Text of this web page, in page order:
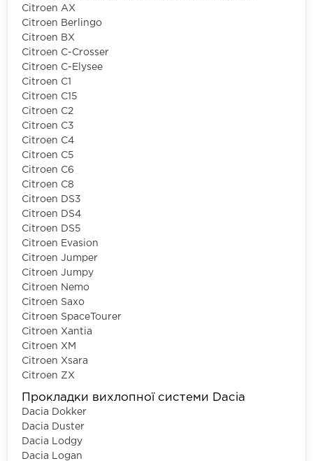
Citroen AX
Citroen Berlingo
Citroen BX
Citroen C-Crosser
Citroen C-Elysee
Citroen C1
Citroen C15
Citroen C2
Citroen C3
Citroen C4
Citroen C5
Citroen C6
Citroen C8
Citroen DS3
Citroen DS4
Citroen DS5
Citroen Evasion
Citroen Jumper
Citroen Jumpy
Citroen Nemo
Citroen Saxo
Citroen SpaceTourer
Citroen Xantia
Citroen XM
Citroen Xsara
Citroen ZX
Прокладки вихлопної системи Dacia
Dacia Dokker
Dacia Duster
Dacia Lodgy
Dacia Logan